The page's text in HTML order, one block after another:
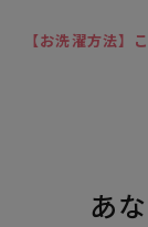
【お洗濯方法】
あ